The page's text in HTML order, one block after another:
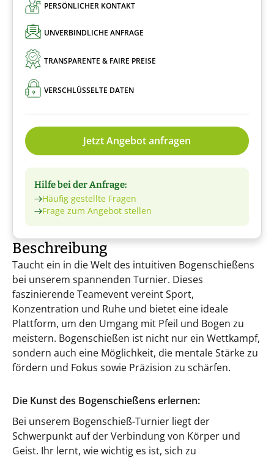
PERSÖNLICHER KONTAKT
UNVERBINDLICHE ANFRAGE
TRANSPARENTE & FAIRE PREISE
VERSCHLÜSSELTE DATEN
Jetzt Angebot anfragen
Hilfe bei der Anfrage:
Häufig gestellte Fragen
Frage zum Angebot stellen
Beschreibung
Taucht ein in die Welt des intuitiven Bogenschießens
bei unserem spannenden Turnier. Dieses
faszinierende Teamevent vereint Sport,
Konzentration und Ruhe und bietet eine ideale
Plattform, um den Umgang mit Pfeil und Bogen zu
meistern. Bogenschießen ist nicht nur ein Wettkampf,
sondern auch eine Möglichkeit, die mentale Stärke zu
fördern und Fokus sowie Präzision zu schärfen.
Die Kunst des Bogenschießens erlernen:
Bei unserem Bogenschieß-Turnier liegt der
Schwerpunkt auf der Verbindung von Körper und
Geist. Ihr lernt, wie wichtig es ist, sich zu